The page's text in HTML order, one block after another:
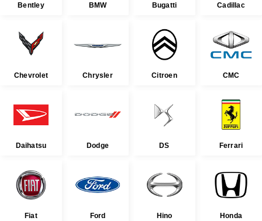
Bentley BMW Bugatti Cadillac
Chevrolet Chrysler Citroen CMC
Daihatsu Dodge DS Ferrari
Fiat Ford Hino Honda